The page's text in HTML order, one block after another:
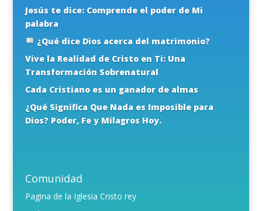
Jesús te dice: Comprende el poder de Mi
palabra
¿Qué dice Dios acerca del matrimonio?
Vive la Realidad de Cristo en Ti: Una
Transformación Sobrenatural
Cada Cristiano es un ganador de almas
¿Qué Significa Que Nada es Imposible para
Dios? Poder, Fe y Milagros Hoy.
Comunidad
Pagina de la Iglesia Cristo rey